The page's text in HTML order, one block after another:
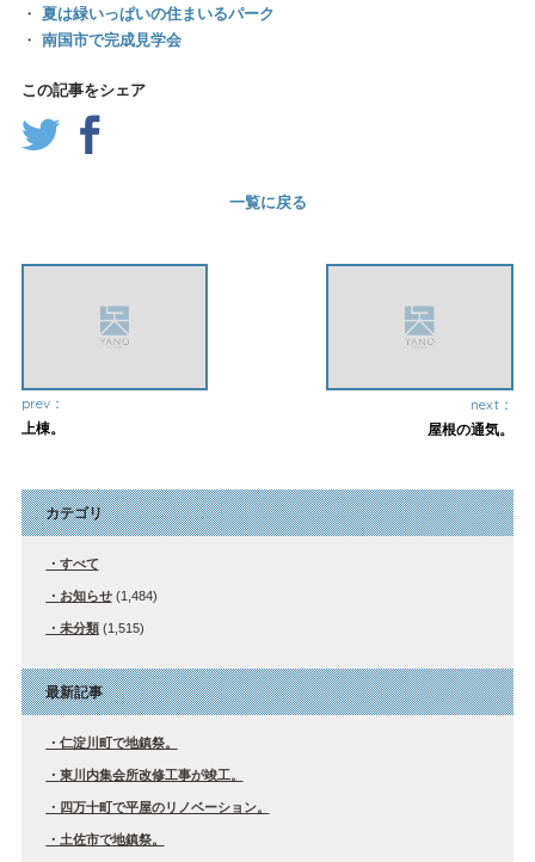
・ 夏は緑いっぱいの住まいるパーク
・ 南国市で完成見学会
この記事をシェア
一覧に戻る
prev：
上棟。
next：
屋根の通気。
カテゴリ
すべて
お知らせ(1,484)
未分類(1,515)
最新記事
仁淀川町で地鎮祭。
東川内集会所改修工事が竣工。
四万十町で平屋のリノベーション。
土佐市で地鎮祭。